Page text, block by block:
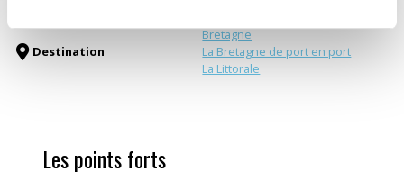
Destination
Bretagne
La Bretagne de port en port
La Littorale
Les points forts